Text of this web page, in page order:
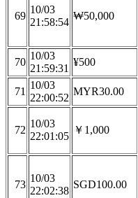
69
10/03
21:58:54
₩50,000
70
10/03
21:59:31
¥500
71
10/03
22:00:52
MYR30.00
72
10/03
22:01:05
￥1,000
73
10/03
22:02:38
SGD100.00